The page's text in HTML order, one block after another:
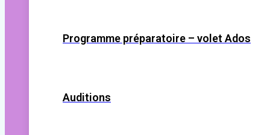
Programme préparatoire – volet Ados
Auditions